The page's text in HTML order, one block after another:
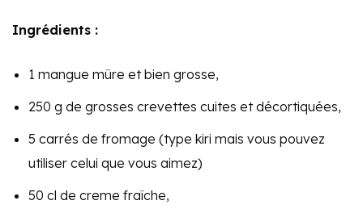
Ingrédients :
1 mangue mûre et bien grosse,
250 g de grosses crevettes cuites et décortiquées,
5 carrés de fromage (type kiri mais vous pouvez
utiliser celui que vous aimez)
50 cl de creme fraîche,